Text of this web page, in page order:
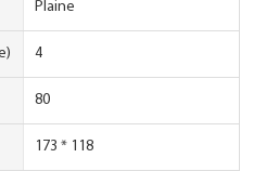
Plaine
4
80
173 * 118